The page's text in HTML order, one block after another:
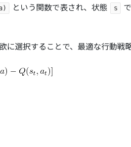
という関数で表され、状態 s
選択することで、最適な行動戦